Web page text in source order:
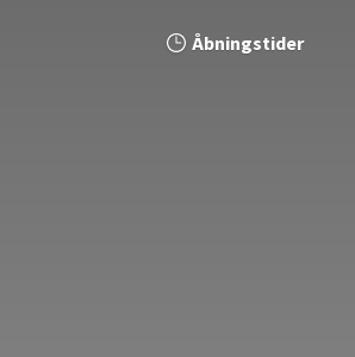
Åbningstider